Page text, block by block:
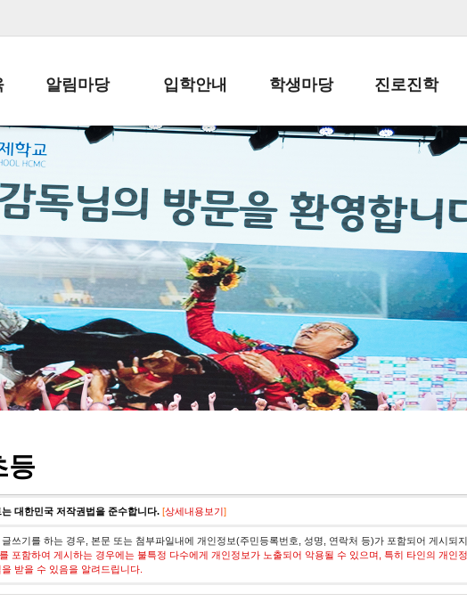
알림마당
공지사항
납부금 안내
스쿨버스 운행 안내
급식안내
서식자료실
학부모방
정기고사 기출문제
입학안내
전-편입 서류양식
입학금/수업료
교복구입안내
학생마당
학생생활규정
학교신문
자율진로동아리
유초등 소식지
진로진학
공지사항 및 입시
드림레터
등
대한민국 저작권법을 준수합니다. [상세내용보기]
글쓰기를 하는 경우, 본문 또는 첨부파일내에 개인정보(주민등록번호, 성명, 연락처 등)가 포함되어 게시되
포함하여 게시하는 경우에는 불특정 다수에게 개인정보가 노출되어 악용될 수 있으며, 특히 타인의 개인
받을 수 있음을 알려드립니다.